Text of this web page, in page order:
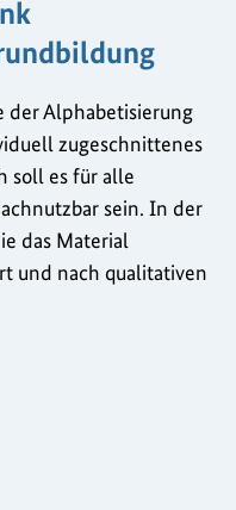
Alphabetisierung
zugeschnittenes
soll es für alle
sein. In der
das Material
und nach qualitativen